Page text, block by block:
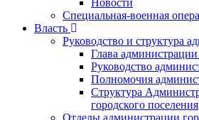
Специальная-военная
Власть
Руководство и структура
Глава администрации
Руководство
Полномочия
Структура
городского поселения
Отделы администрации